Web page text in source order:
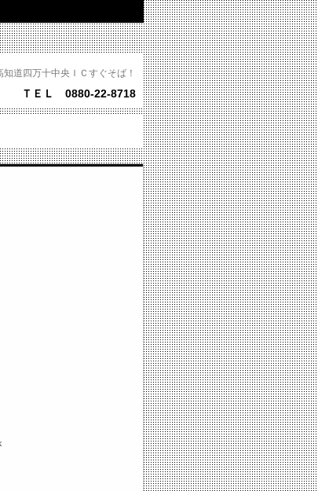
道四万十中央ＩＣすぐそば！
ＴＥＬ 0880-22-8718